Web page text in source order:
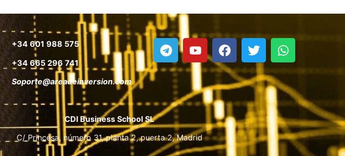
+34 601 988 575
+34 665 296 741
Soporte@areadeinversion.com
CDI Business School SL
C/ Princesa, número 31, planta 2, puerta 2, Madrid